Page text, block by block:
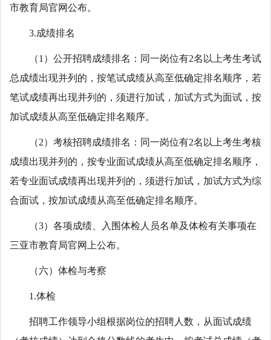
市教育局官网公布。
3.成绩排名
（1）公开招聘成绩排名：同一岗位有2名以上考生考试
总成绩出现并列的，按笔试成绩从高至低确定排名顺序，若
笔试成绩再出现并列的，须进行加试，加试方式为面试，按
加试成绩从高至低确定排名顺序。
（2）考核招聘成绩排名：同一岗位有2名以上考生考核
成绩出现并列的，按专业面试成绩从高至低确定排名顺序，
若专业面试成绩再出现并列的，须进行加试，加试方式为综
合面试，按加试成绩从高至低确定排名顺序。
（3）各项成绩、入围体检人员名单及体检有关事项在
三亚市教育局官网上公布。
（六）体检与考察
1.体检
招聘工作领导小组根据岗位的招聘人数，从面试成绩